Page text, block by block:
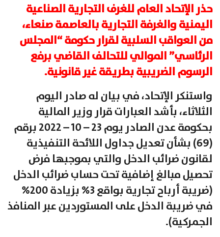
حذر الإتحاد العام للغرف التجارية الصناعية
اليمنية والغرفة التجارية بالعاصمة صنعاء،
من العواقب السلبية لقرار حكومة “المجلس
الرئاسي” الموالي للتحالف القاضي برفع
الرسوم الضريبية بطريقة غير قانونية.
واستنكر الإتحاد، في بيان له صادر اليوم
الثلاثاء، بأشد العبارات قرار وزير المالية
بحكومة عدن الصادر يوم 23 – 10 – 2022 برقم
(69) بشأن تعديل جداول اللائحة التنفيذية
لقانون ضرائب الدخل والتي بموجبها فرض
تحصيل مبالغ إضافية تحت حساب ضرائب الدخل
(ضريبة أرباح تجارية بواقع 3% بزيادة 200%
في ضريبة الدخل على المستوردين عبر المنافذ
الجمركية).